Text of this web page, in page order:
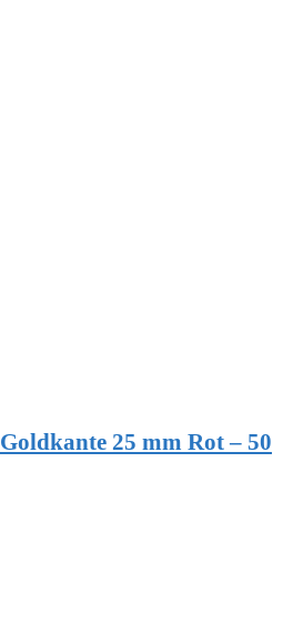
25 mm Rot – 50